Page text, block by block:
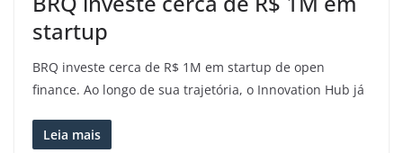
startup
BRQ investe cerca de R$ 1M em startup de open
finance. Ao longo de sua trajetória, o Innovation Hub já
Leia mais